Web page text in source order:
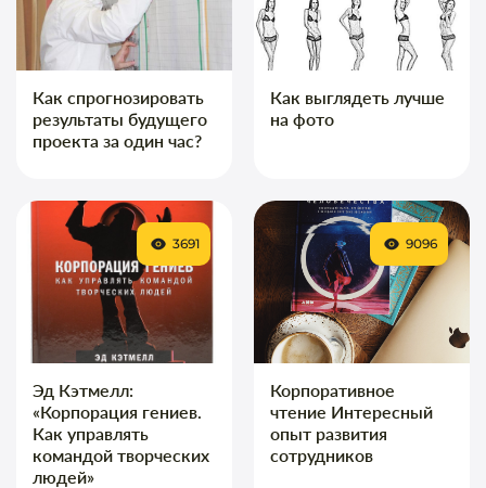
Как спрогнозировать
результаты будущего
проекта за один час?
Как выглядеть лучше
на фото
Эд Кэтмелл:
«Корпорация гениев.
Как управлять
командой творческих
людей»
3691
Корпоративное
чтение Интересный
опыт развития
сотрудников
9096